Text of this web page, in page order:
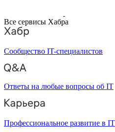
Все сервисы Хабра
Сообщество IT-специалистов
Ответы на любые вопросы об IT
Профессиональное развитие в IT